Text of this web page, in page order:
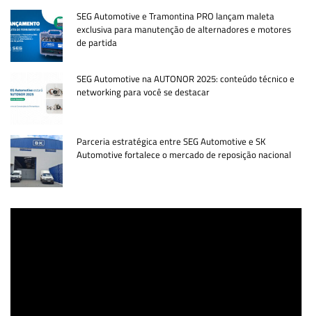
SEG Automotive e Tramontina PRO lançam maleta
exclusiva para manutenção de alternadores e motores
de partida
SEG Automotive na AUTONOR 2025: conteúdo técnico e
networking para você se destacar
Parceria estratégica entre SEG Automotive e SK
Automotive fortalece o mercado de reposição nacional